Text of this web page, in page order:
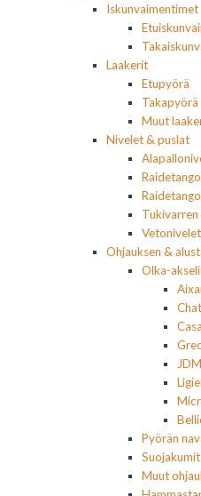
Iskunvaimentimet
Laakerit
Etupyörä
Takapyörä
Muut
Nivelet & puslat
Tukivarren
Vetonivelet
Ohjauksen &
Olka-
JDM
Pyörän
Suojakumit
Muut